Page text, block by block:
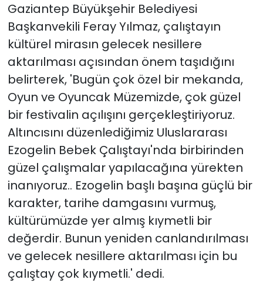
Gaziantep Büyükşehir Belediyesi
Başkanvekili Feray Yılmaz, çalıştayın
kültürel mirasın gelecek nesillere
aktarılması açısından önem taşıdığını
belirterek, 'Bugün çok özel bir mekanda,
Oyun ve Oyuncak Müzemizde, çok güzel
bir festivalin açılışını gerçekleştiriyoruz.
Altıncısını düzenlediğimiz Uluslararası
Ezogelin Bebek Çalıştayı'nda birbirinden
güzel çalışmalar yapılacağına yürekten
inanıyoruz.. Ezogelin başlı başına güçlü bir
karakter, tarihe damgasını vurmuş,
kültürümüzde yer almış kıymetli bir
değerdir. Bunun yeniden canlandırılması
ve gelecek nesillere aktarılması için bu
çalıştay çok kıymetli.' dedi.